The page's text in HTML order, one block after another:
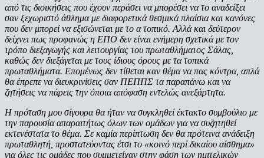
από τις διοικήσεις που έχουν περάσει να μπορέσει να το αναδείξει
σαν ξεχωριστό άθλημα με διαφορετικά θεσμικά πλαίσια και κανόνες
που δεν μπορεί να εξισώνεται με το α τοπικό. Αλλά και δεύτερον
δείχνει πως προφανώς η ΕΠΟ δεν είναι ενήμερη σχετικά με τον
τρόπο διεξαγωγής και λειτουργίας του πρωταθλήματος Σάλας,
καθώς δεν διεξάγεται με τους ίδιους όρους με τα τοπικά
πρωταθλήματα. Επομένως δεν τίθεται καν θέμα να πας κόντρα, απλά
θα έπρεπε να διευκρινίσεις σαν ΠΕΠΠΣ τα παραπάνω και να
ζητήσεις να πάρεις την όποια απόφαση εντελώς ανεξάρτητα.
Η πρόταση μου σίγουρα θα ήταν να συγκληθεί έκτακτο συμβούλιο με
την παρουσία απαραιτήτως όλων των ομάδων για να συζητηθεί
εκτενέστατα το θέμα. Σε καμία περίπτωση δεν θα πρότεινα ανάδειξη
πρωταθλητή, προστατεύοντας έτσι το «κοινό περί δικαίου αίσθημα»
για όλες τις ομάδες που συμμετείχαν στην φάση των ημιτελικών